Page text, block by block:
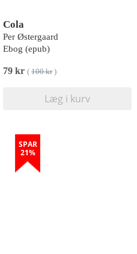
Cola
Per Østergaard
Ebog (epub)
79 kr ( 100 kr)
Læg i kurv
SPAR
21%